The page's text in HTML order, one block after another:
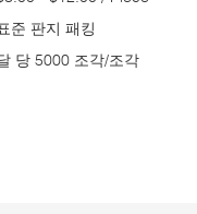
준 판지 패킹
당 5000 조각/조각